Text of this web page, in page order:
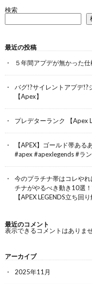
検索
最近の投稿
５年間アプデが無かった
バグ!?サイレントアプデ
【Apex】
プレデターランク 【Apex
【APEX】ゴールド帯あ
#apex #apexlegends #ラ
今のプラチナ帯はコレや
チナがやるべき動き10選
【APEX LEGENDS立ち回り
最近のコメント
表示できるコメントはありませ
アーカイブ
2025年11月